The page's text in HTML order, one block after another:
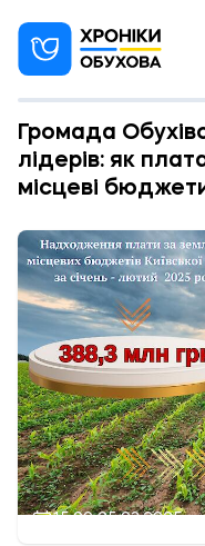
Громада
лідерів: як
місцеві
15:00 25.03.2025